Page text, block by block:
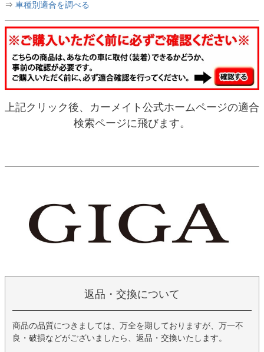
⇒ 車種別適合を調べる
上記クリック後、カーメイト公式ホームページの適合
検索ページに飛びます。
返品・交換について
商品の品質につきましては、万全を期しておりますが、万一不
良・破損などがございましたら、返品・交換いたします。